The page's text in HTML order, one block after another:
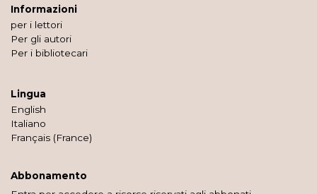
Informazioni
per i lettori
Per gli autori
Per i bibliotecari
Lingua
English
Italiano
Français (France)
Abbonamento